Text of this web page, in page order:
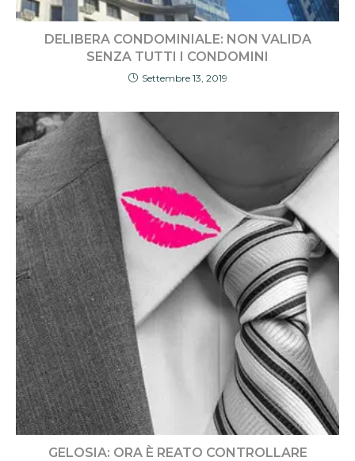
DELIBERA CONDOMINIALE: NON VALIDA
SENZA TUTTI I CONDOMINI
Settembre 13, 2019
GELOSIA: ORA È REATO CONTROLLARE